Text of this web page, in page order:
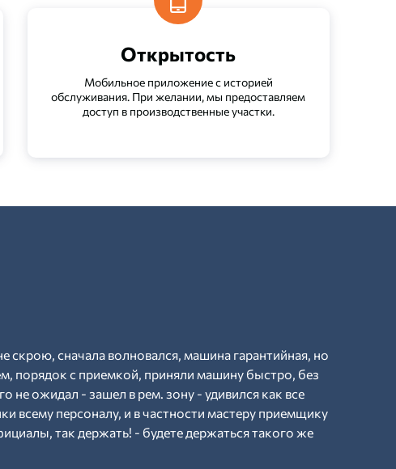
Открытость
Мобильное приложение с историей
обслуживания. При желании, мы предоставляем
доступ в производственные участки.
скрою, сначала волновался, машина гарантийная, но
порядок с приемкой, приняли машину быстро, без
не ожидал - зашел в рем. зону - удивился как все
всему персоналу, и в частности мастеру приемщику
так держать! - будете держаться такого же